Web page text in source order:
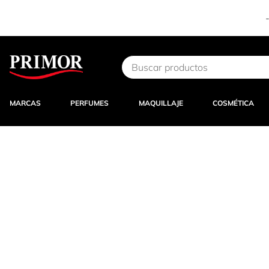
Ir al contenido
MARCAS PERFUMES MAQUILLAJE COSMÉTICA